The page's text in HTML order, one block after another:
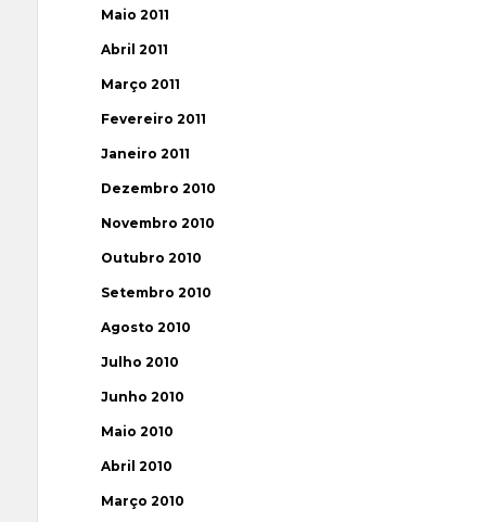
Maio 2011
Abril 2011
Março 2011
Fevereiro 2011
Janeiro 2011
Dezembro 2010
Novembro 2010
Outubro 2010
Setembro 2010
Agosto 2010
Julho 2010
Junho 2010
Maio 2010
Abril 2010
Março 2010